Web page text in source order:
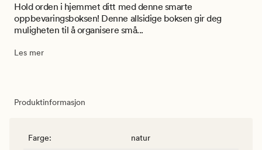
Hold orden i hjemmet ditt med denne smarte
oppbevaringsboksen! Denne allsidige boksen gir deg
muligheten til å organisere små...
Les mer
Produktinformasjon
Farge: natur